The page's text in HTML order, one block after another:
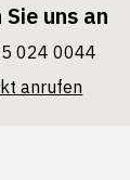
Sie uns an
024 0044
anrufen